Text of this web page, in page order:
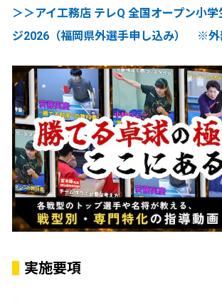
＞＞アイ工務店 テレQ 全国オープン小
ジ2026（福岡県外選手申し込み） ※外
実施要項